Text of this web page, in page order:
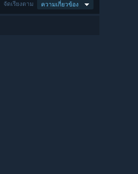
จัดเรียงตาม ความเกี่ยวข้อง